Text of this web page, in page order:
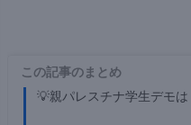
この記事のまとめ
💡親パレスチナ学生デモ